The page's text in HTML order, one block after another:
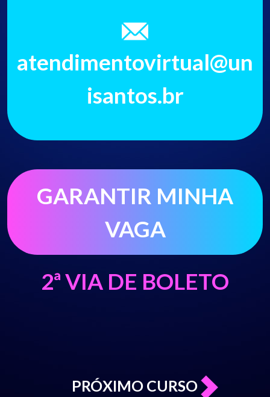
atendimentovirtual@un
isantos.br
PRÓXIMO CURSO